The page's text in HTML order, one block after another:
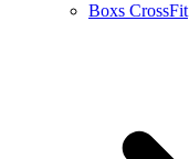
Boxs CrossFit